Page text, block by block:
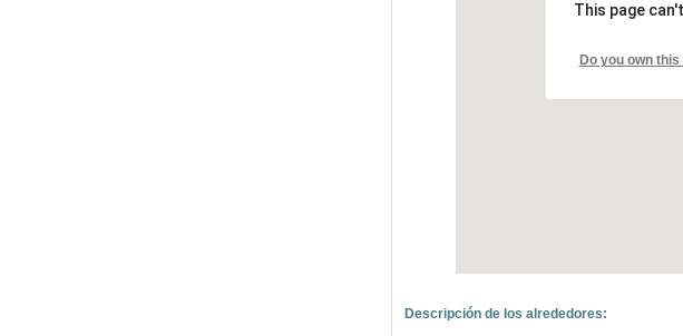
This page
Do you own
Descripción de los alrededores: